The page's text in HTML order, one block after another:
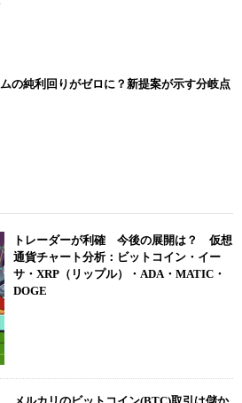
の純利回りがゼロに？新提案が示す分岐点
トレーダーが利確 今後の展開は？ 仮想
通貨チャート分析：ビットコイン・イー
サ・XRP（リップル）・ADA・MATIC・
DOGE